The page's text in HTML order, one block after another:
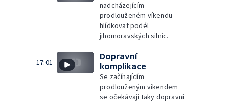
nadcházejícím
prodlouženém víkendu
hlídkovat podél
jihomoravských silnic.
17:01
Dopravní
komplikace
Se začínajícím
prodlouženým víkendem
se očekávají taky dopravní